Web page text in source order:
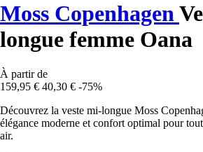
Moss Copenhagen
longue femme Oana
À partir de
159,95 € 40,30 € -75%
Découvrez la veste mi-longue Moss
élégance moderne et confort optimal pour
air.